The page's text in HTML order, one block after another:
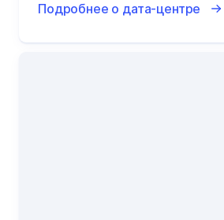
Подробнее о дата-центре